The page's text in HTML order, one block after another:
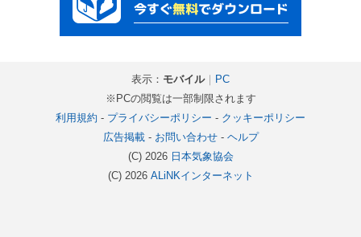
表示： モバイル｜
PC
※PCの閲覧は一部制限されます
利用規約 - プライバシーポリシー - クッキーポリシー
広告掲載- お問い合わせ- ヘルプ
(C) 2026 日本気象協会
(C) 2026 ALiNKインターネット